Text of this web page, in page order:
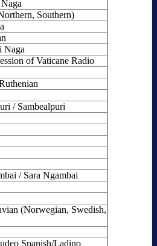
Southern)
Naga
of Vaticane Radio
/ Sambealpuri
/ Sara Ngambai
(Norwegian, Swedish,
Spanish/Ladino